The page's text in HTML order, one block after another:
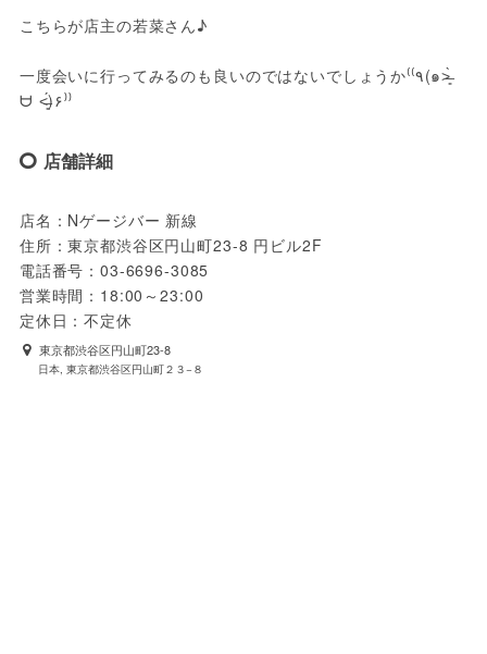
こちらが店主の若菜さん♪
一度会いに行ってみるのも良いのではないでしょうか⁽⁽٩(๑˃̶͈̀
ᗨ ˂̶͈́)۶⁾⁾
店舗詳細
店名：Nゲージバー 新線
住所：東京都渋谷区円山町23-8 円ビル2F
電話番号：03-6696-3085
営業時間：18:00～23:00
定休日：不定休
東京都渋谷区円山町23-8
日本, 東京都渋谷区円山町２３−８